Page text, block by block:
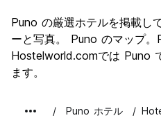
文化
ナイトライフ
コストパフォーマンス
Puno の厳選ホテルを掲載し
ーと写真。 Puno のマップ。
Hostelworld.comでは Puno
ます。
Puno ホテル